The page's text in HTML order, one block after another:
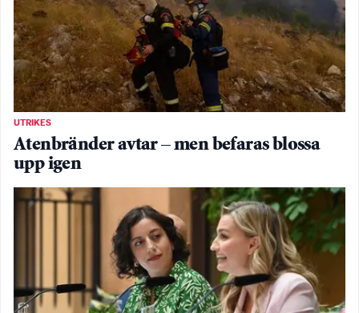
UTRIKES
Atenbränder avtar – men befaras blossa
upp igen